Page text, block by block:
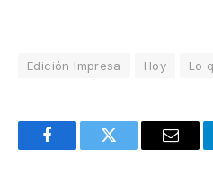
Edición Impresa Hoy Lo
FacebookTwitter Email